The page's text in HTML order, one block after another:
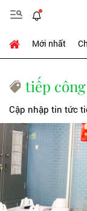
Mới nhất
tiếp
Cập nhập tin tức